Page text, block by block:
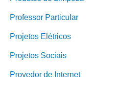
Professor Particular
Projetos Elétricos
Projetos Sociais
Provedor de Internet